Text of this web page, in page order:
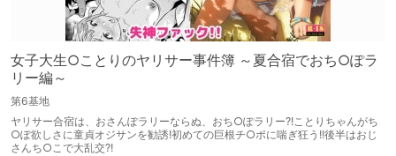
女子大生○ことりのヤリサー事件簿 ～夏合宿でおち○ぽラ
リー編～
第6基地
ヤリサー合宿は、おさんぽラリーならぬ、おち○ぽラリー?!ことりちゃんがち
○ぽ欲しさに童貞オジサンを勧誘!初めての巨根チ○ポに喘ぎ狂う!!後半はおじ
さんち○こで大乱交?!